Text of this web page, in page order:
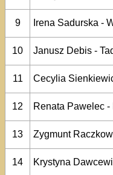
9
Irena Sadurska -
10
Janusz Debis -
11
Cecylia
12
Renata Pawelec
13
Zygmunt
14
Krystyna